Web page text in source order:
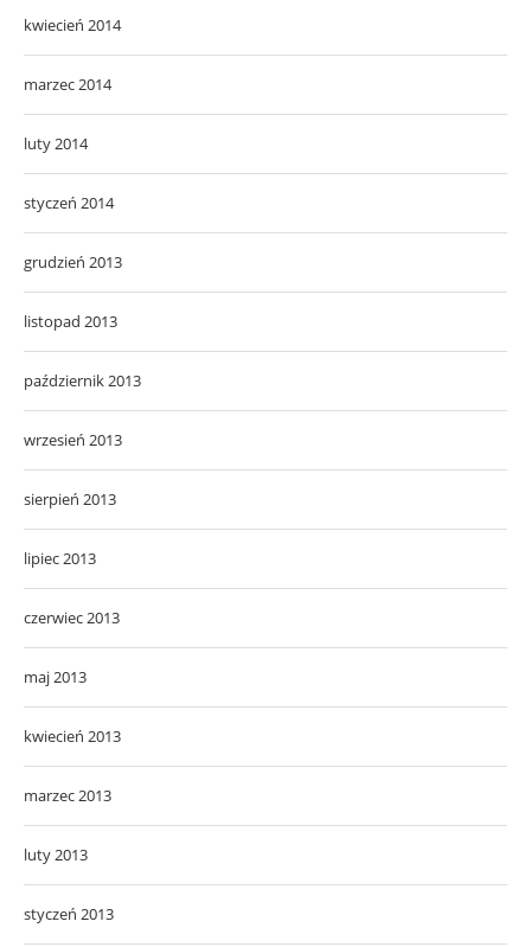
kwiecień 2014
marzec 2014
luty 2014
styczeń 2014
grudzień 2013
listopad 2013
październik 2013
wrzesień 2013
sierpień 2013
lipiec 2013
czerwiec 2013
maj 2013
kwiecień 2013
marzec 2013
luty 2013
styczeń 2013